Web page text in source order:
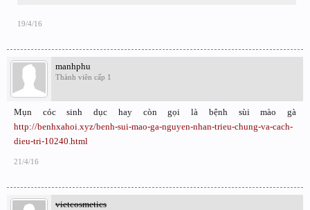
19/4/16
manhphu
Thành viên cấp 1
Mụn cóc sinh dục hay còn gọi là bệnh sùi mào gà
http://benhxahoi.xyz/benh-sui-mao-ga-nguyen-nhan-trieu-chung-va-cach-
dieu-tri-10240.html
21/4/16
vietcosmetics